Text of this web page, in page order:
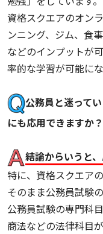
資格スクエアのオン
ンニング、ジム、食
などのインプットが
率的な学習が可能にな
公務員と迷って
にも応用できますか？
結論からいうと
特に、資格スクエア
そのまま公務員試験
公務員試験の専門科
商法などの法律科目